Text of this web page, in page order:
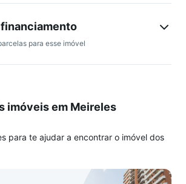
Imagem e Som do Ceará, Palácio da
Artesanato do Ceará. O aeroporto fica
para esse imóvel
imóveis em Meireles
para te ajudar a encontrar o imóvel dos